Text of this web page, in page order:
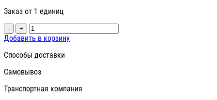
Заказ от 1 единиц
- +
Добавить в корзину
Способы доставки
Самовывоз
Транспортная компания